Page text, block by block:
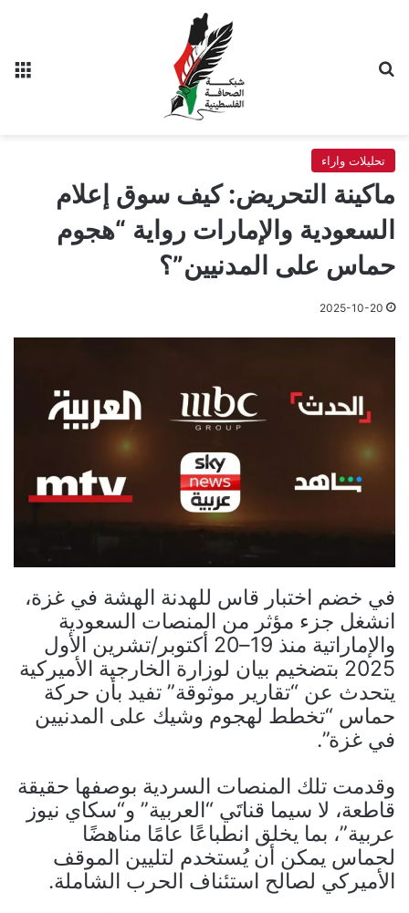
تحليلات واراء
ماكينة التحريض: كيف سوق إعلام
السعودية والإمارات رواية “هجوم
حماس على المدنيين”؟
2025-10-20
في خضم اختبار قاس للهدنة الهشة في غزة،
انشغل جزء مؤثر من المنصات السعودية
والإماراتية منذ 19–20 أكتوبر/تشرين الأول
2025 بتضخيم بيان لوزارة الخارجية الأميركية
يتحدث عن “تقارير موثوقة” تفيد بأن حركة
حماس “تخطط لهجوم وشيك على المدنيين
في غزة”.
وقدمت تلك المنصات السردية بوصفها حقيقة
قاطعة، لا سيما قناتَي “العربية” و“سكاي نيوز
عربية”، بما يخلق انطباعًا عامًا مناهضًا
لحماس يمكن أن يُستخدم لتليين الموقف
الأميركي لصالح استئناف الحرب الشاملة.